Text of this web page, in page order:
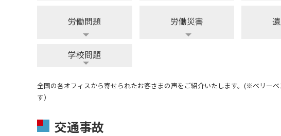
労働問題 労働災害
学校問題
全国の各オフィスから寄せられたお客さまの声をご紹介いたします。(※ベリー
す）
交通事故